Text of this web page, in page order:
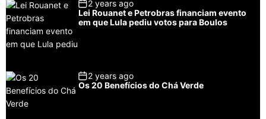
2 years ago
Lei Rouanet e Petrobras financiam evento
em que Lula pediu votos para Boulos
2 years ago
Os 20 Benefícios do Chá Verde